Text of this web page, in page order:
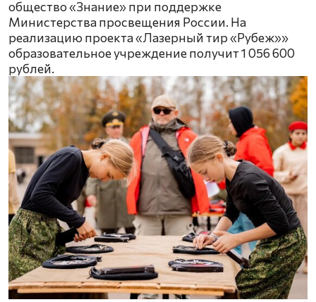
общество «Знание» при поддержке
Министерства просвещения России. На
реализацию проекта «Лазерный тир «Рубеж»»
образовательное учреждение получит 1 056 600
рублей.